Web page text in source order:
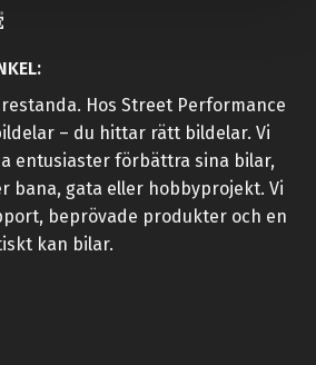
Hos Street Performance
– du hittar rätt bildelar. Vi
entusiaster förbättra sina bilar,
bana, gata eller hobbyprojekt. Vi
beprövade produkter och en
kan bilar.